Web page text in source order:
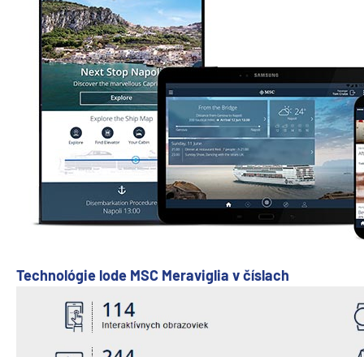
Technológie lode MSC Meraviglia v číslach